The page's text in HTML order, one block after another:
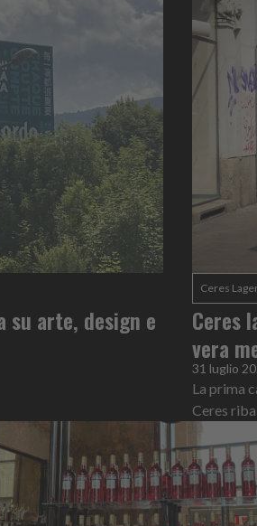
su arte, design e
Ceres
Ceres
vera
31 luglio
La prima
Ceres